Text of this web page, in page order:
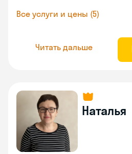
Все услуги и цены (5)
Читать дальше
Наталья